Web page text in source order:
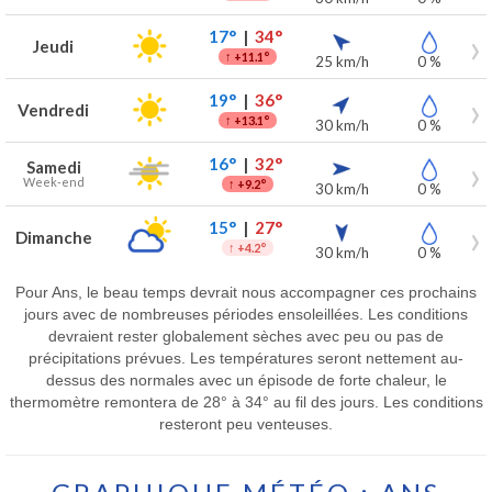
Jeudi 17°| 34°
↑ +11.1° 25 km/h 0 %
Vendredi 19°| 36°
↑ +13.1° 30 km/h 0 %
Samedi
Week-end
16°| 32°
↑ +9.2° 30 km/h 0 %
Dimanche 15°| 27°
↑ +4.2° 30 km/h 0 %
Pour Ans, le beau temps devrait nous accompagner ces prochains
jours avec de nombreuses périodes ensoleillées. Les conditions
devraient rester globalement sèches avec peu ou pas de
précipitations prévues. Les températures seront nettement au-
dessus des normales avec un épisode de forte chaleur, le
thermomètre remontera de 28° à 34° au fil des jours. Les conditions
resteront peu venteuses.